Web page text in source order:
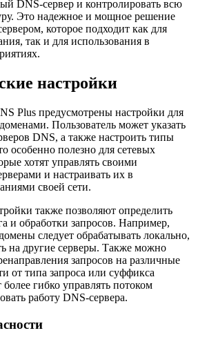
DNS-сервер и контролировать всю
Это надежное и мощное решение
которое подходит как для
так и для использования в
настройки
Plus предусмотрены настройки для
Пользователь может указать
DNS, а также настроить типы
особенно полезно для сетевых
хотят управлять своими
и настраивать их в
своей сети.
также позволяют определить
и обработки запросов. Например,
следует обрабатывать локально,
на другие серверы. Также можно
запросов на различные
от типа запроса или суффикса
гибко управлять потоком
работу DNS-сервера.